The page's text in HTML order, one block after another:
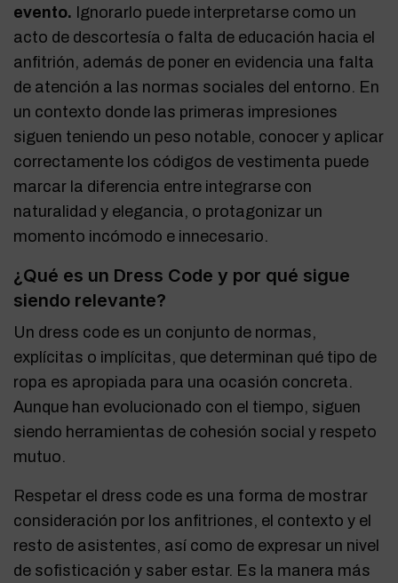
evento. Ignorarlo puede interpretarse como un
acto de descortesía o falta de educación hacia el
anfitrión, además de poner en evidencia una falta
de atención a las normas sociales del entorno. En
un contexto donde las primeras impresiones
siguen teniendo un peso notable, conocer y aplicar
correctamente los códigos de vestimenta puede
marcar la diferencia entre integrarse con
naturalidad y elegancia, o protagonizar un
momento incómodo e innecesario.
¿Qué es un Dress Code y por qué sigue
siendo relevante?
Un dress code es un conjunto de normas,
explícitas o implícitas, que determinan qué tipo de
ropa es apropiada para una ocasión concreta.
Aunque han evolucionado con el tiempo, siguen
siendo herramientas de cohesión social y respeto
mutuo.
Respetar el dress code es una forma de mostrar
consideración por los anfitriones, el contexto y el
resto de asistentes, así como de expresar un nivel
de sofisticación y saber estar. Es la manera más